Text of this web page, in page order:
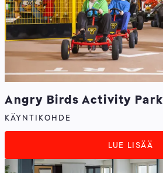
Angry Birds Activity Park
KÄYNTIKOHDE
LUE LISÄÄ